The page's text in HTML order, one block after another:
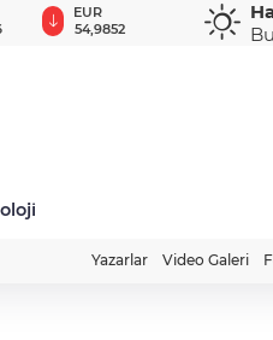
EUR
54,9852
GBP
64,2003
Yazarlar Video Galeri